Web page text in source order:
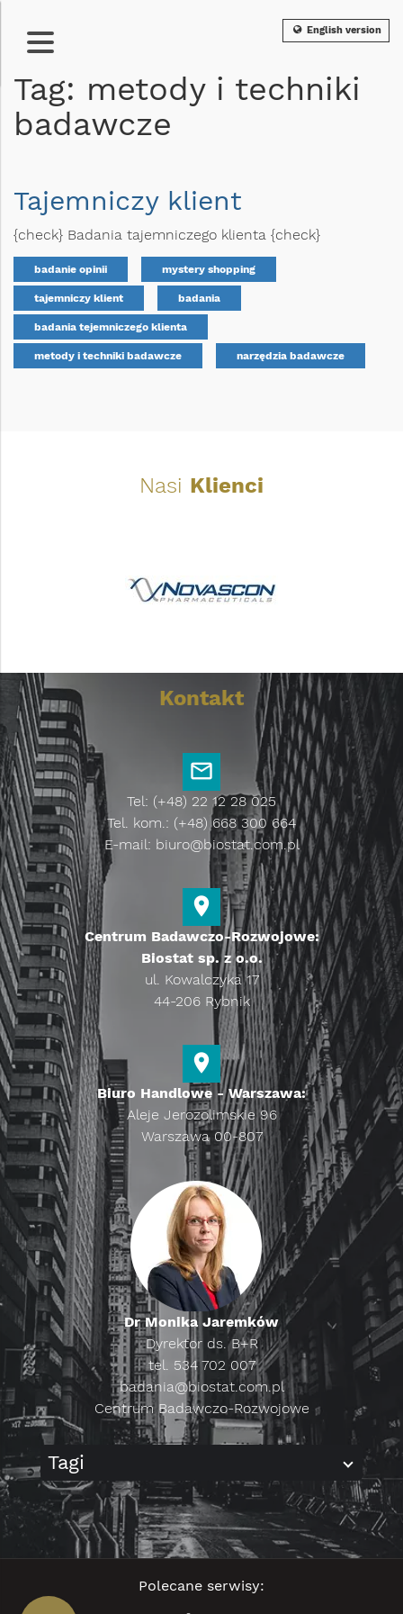
Tag: metody i techniki
badawcze
Tajemniczy klient
{check} Badania tajemniczego klienta {check}
badanie opinii mystery shopping
tajemniczy klient badania
badania tejemniczego klienta
metody i techniki badawcze narzędzia badawcze
Nasi Klienci
Kontakt
Tel: (+48) 22 12 28 025
Tel. kom.: (+48) 668 300 664
E-mail: biuro@biostat.com.pl
Centrum Badawczo-Rozwojowe:
Biostat sp. z o.o.
ul. Kowalczyka 17
44-206 Rybnik
Biuro Handlowe - Warszawa:
Aleje Jerozolimskie 96
Warszawa 00-807
Dr Monika Jaremków
Dyrektor ds. B+R
tel. 534 702 007
badania@biostat.com.pl
Centrum Badawczo-Rozwojowe
Tagi
Polecane serwisy:
English version